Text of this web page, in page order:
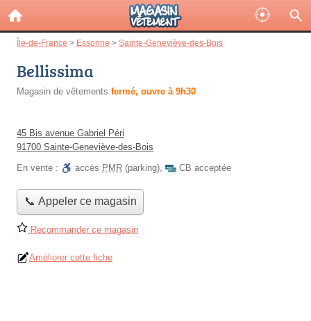
Île-de-France > Essonne > Sainte-Geneviève-des-Bois
Bellissima
Magasin de vêtements fermé, ouvre à 9h30
45 Bis avenue Gabriel Péri
91700 Sainte-Geneviève-des-Bois
En vente :
accès PMR (parking), CB acceptée
📞 Appeler ce magasin
Recommander ce magasin
Améliorer cette fiche